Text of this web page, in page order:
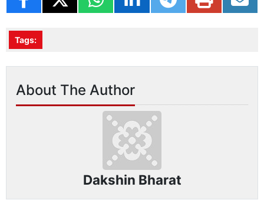
Tags:
About The Author
Dakshin Bharat